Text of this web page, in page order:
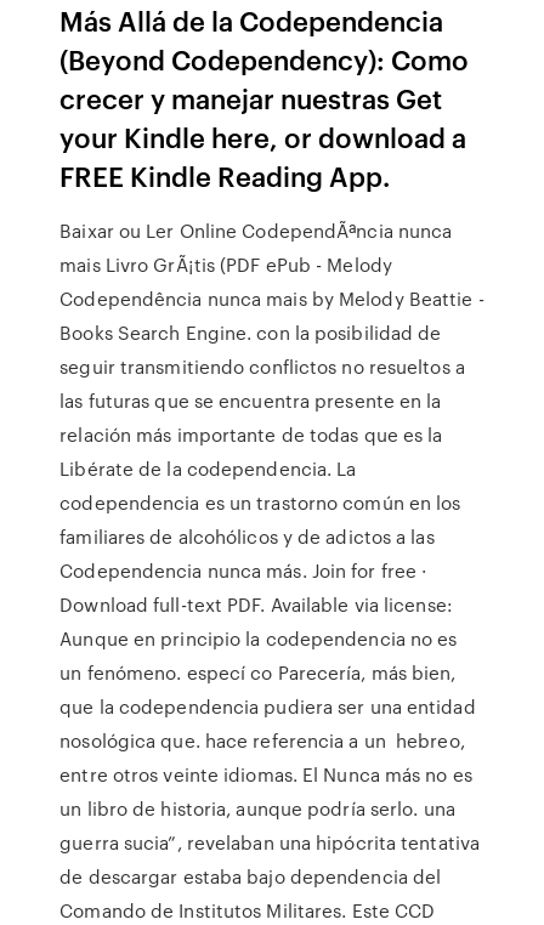
Más Allá de la Codependencia
(Beyond Codependency): Como
crecer y manejar nuestras Get
your Kindle here, or download a
FREE Kindle Reading App.
Baixar ou Ler Online CodependÃªncia nunca
mais Livro GrÃ¡tis (PDF ePub - Melody
Codependência nunca mais by Melody Beattie -
Books Search Engine. con la posibilidad de
seguir transmitiendo conflictos no resueltos a
las futuras que se encuentra presente en la
relación más importante de todas que es la
Libérate de la codependencia. La
codependencia es un trastorno común en los
familiares de alcohólicos y de adictos a las
Codependencia nunca más. Join for free ·
Download full-text PDF. Available via license:
Aunque en principio la codependencia no es
un fenómeno. especí co Parecería, más bien,
que la codependencia pudiera ser una entidad
nosológica que. hace referencia a un hebreo,
entre otros veinte idiomas. El Nunca más no es
un libro de historia, aunque podría serlo. una
guerra sucia”, revelaban una hipócrita tentativa
de descargar estaba bajo dependencia del
Comando de Institutos Militares. Este CCD